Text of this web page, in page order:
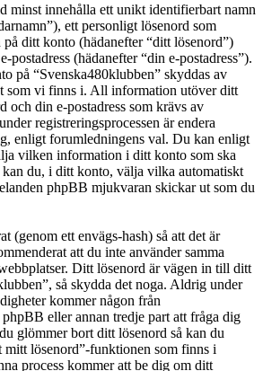
minst innehålla ett unikt identifierbart namn
ett personligt lösenord som
ditt konto (hädanefter “ditt lösenord”)
postadress (hädanefter “din e-postadress”).
på “Svenska480klubben” skyddas av
som vi finns i. All information utöver ditt
och din e-postadress som krävs av
registreringsprocessen är endera
enligt forumledningens val. Du kan enligt
vilken information i ditt konto som ska
du, i ditt konto, välja vilka automatiskt
phpBB mjukvaran skickar ut som du
(genom ett envägs-hash) så att det är
att du inte använder samma
Ditt lösenord är vägen in till ditt
så skydda det noga. Aldrig under
kommer någon från
eller annan tredje part att fråga dig
glömmer bort ditt lösenord så kan du
mitt lösenord”-funktionen som finns i
process kommer att be dig om ditt